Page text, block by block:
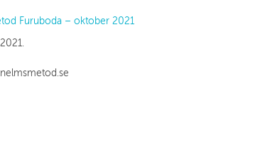
Furuboda – oktober 2021